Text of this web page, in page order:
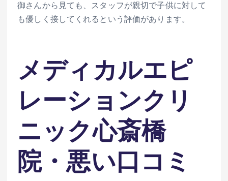
御さんから見ても、スタッフが親切で子供に対して
も優しく接してくれるという評価があります。
メディカルエピ
レーションクリ
ニック心斎橋
院・悪い口コミ